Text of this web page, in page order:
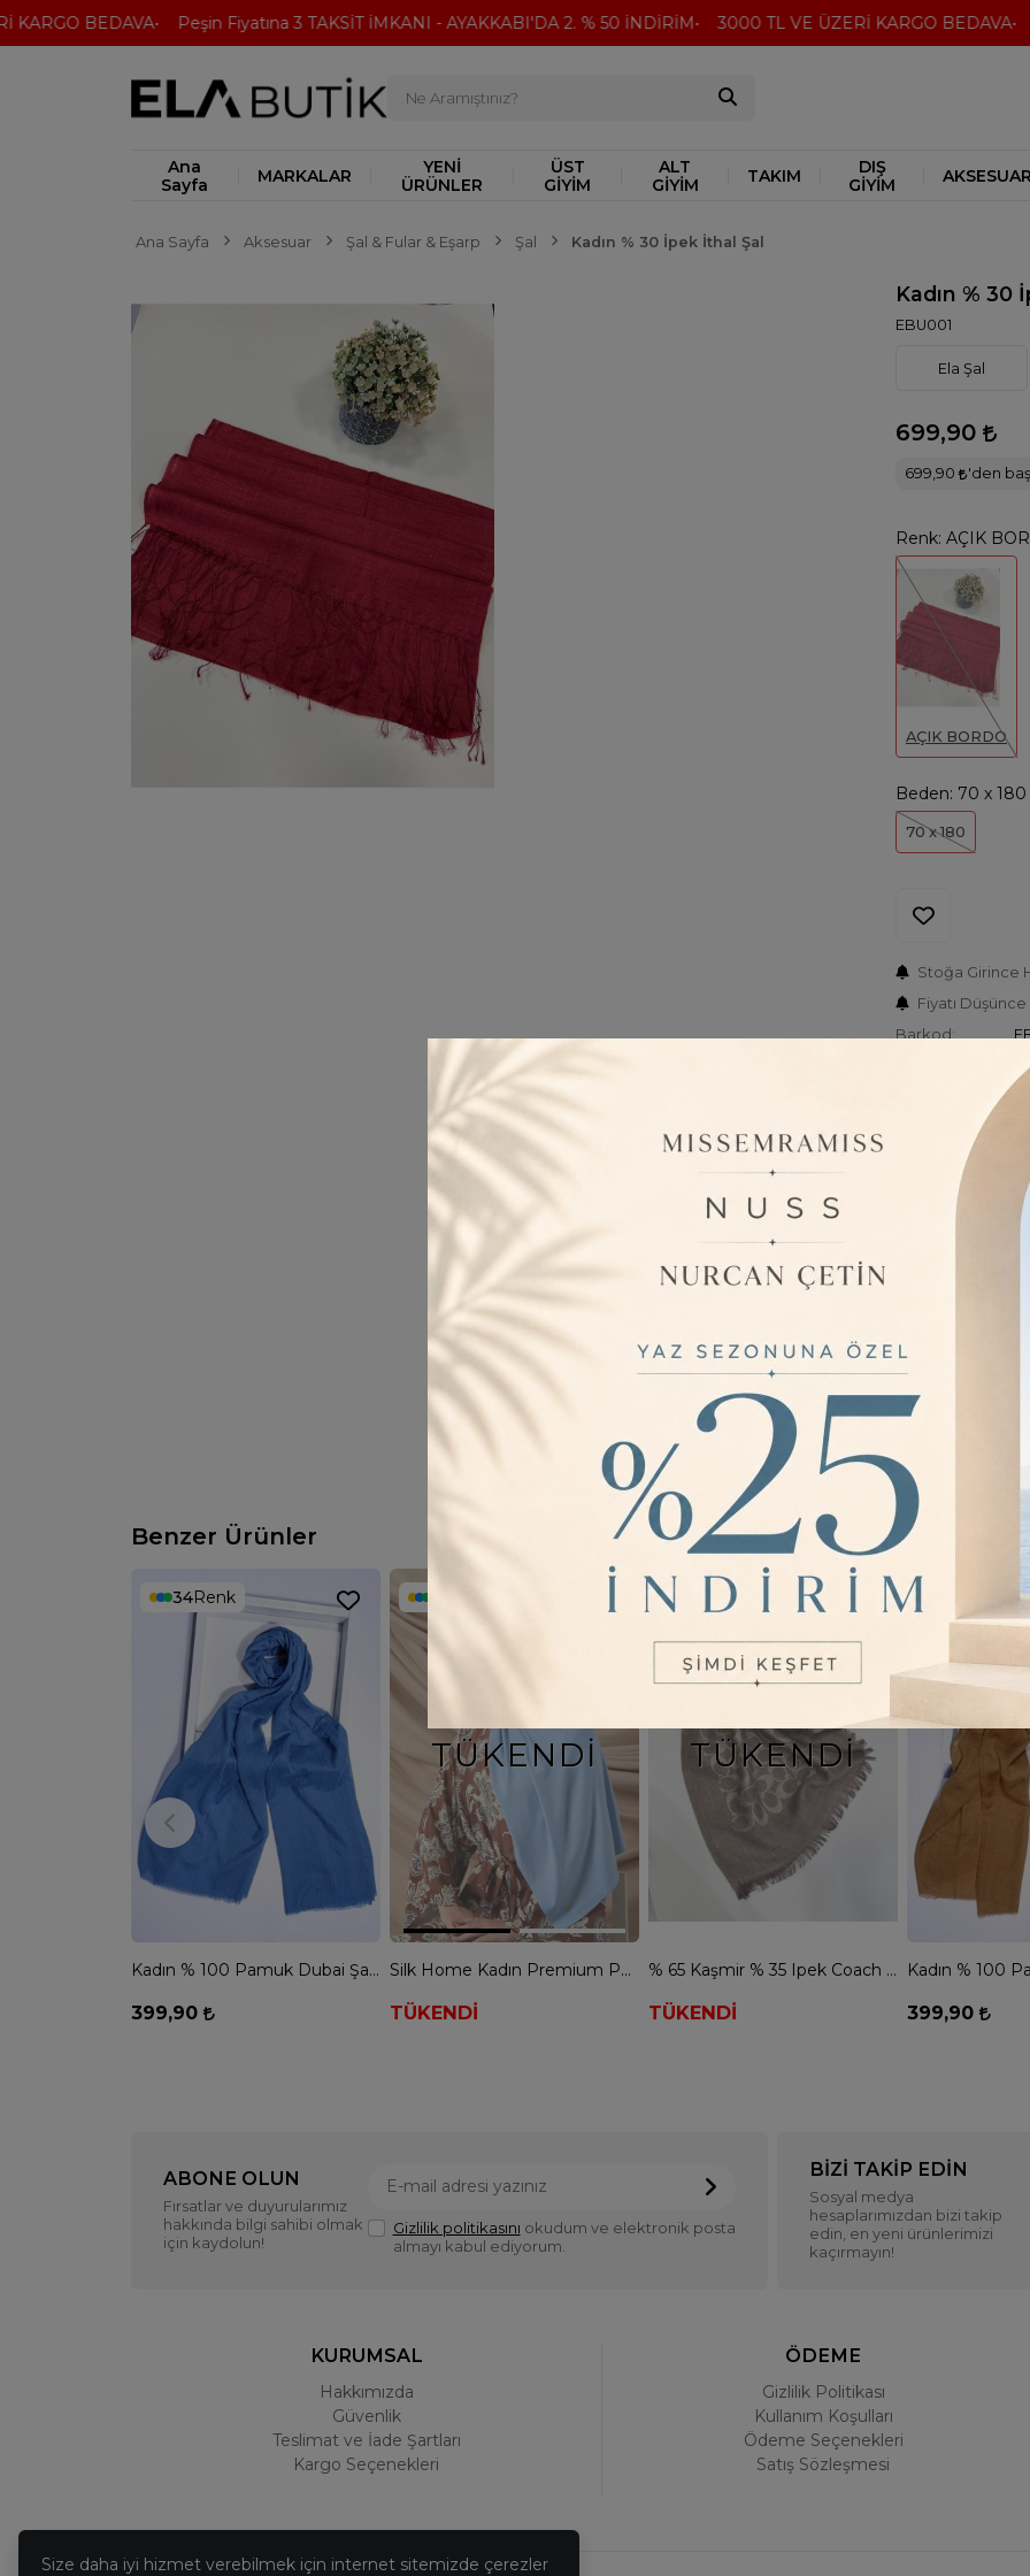
BEDAVA Peşin Fiyatına 3 TAKSİT İMKANI - AYAKKABI'DA 2. % 50 İNDİRİM 3000 TL VE ÜZERİ KARGO BEDAVA
Ana
Sayfa
MARKALAR
YENİ
ÜRÜNLER
ÜST
GİYİM
ALT
GİYİM
TAKIM
DIŞ
GİYİM
AKSESUAR
Ana Sayfa Aksesuar Şal & Fular & Eşarp Şal Kadın % 30 İpek İthal Şal
Kadın % 30
EBU001
Ela Şal
699,90
699,90 'den
Renk: AÇIK
AÇIK BORDO
Beden: 70 x 180
70 x 180
Stoğa Girince
Fiyatı
Barkod:
ÜRÜN BILGISI
15 gün içinde
BUTİK
durur, İstenilen
İÇERMEZ.;
stok
YORUMLAR
Benzer Ürünler
34Renk
Kadın % 100 Pamuk Dubai Şal - MAVİ
399,90
TÜKENDI
Silk Home Kadın Premium Penye Şal - BEBE MAVİ
TÜKENDİ
TÜKENDI
Renk
% 65 Kaşmir % 35 Ipek Coach Şal - KARAMEL
TÜKENDİ 399,90
ABONE OLUN
Fırsatlar ve duyurularımız
hakkında bilgi sahibi olmak
için kaydolun!
Gizlilik politikasını okudum ve elektronik posta
almayı kabul ediyorum.
BIZI TAKIP EDIN
Sosyal medya
hesaplarımızdan bizi takip
edin, en yeni ürünlerimizi
kaçırmayın!
KURUMSAL
Hakkımızda
Güvenlik
Teslimat ve İade Şartları
Kargo Seçenekleri
ÖDEME
Gizlilik Politikası
Kullanım Koşulları
Ödeme Seçenekleri
Satış Sözleşmesi
Size daha iyi hizmet verebilmek için internet sitemizde çerezler